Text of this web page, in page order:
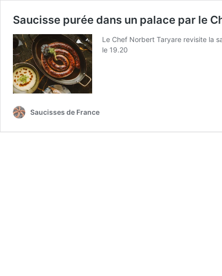
Saucisse purée dans un palace par le
Le Chef Norbert Taryare revisite la
le 19.20
Saucisses de France